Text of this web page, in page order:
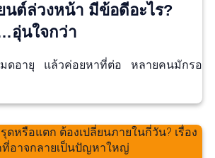
นต์ล่วงหน้า มีข้อดีอะไร?
อุ่นใจกว่า
มดอายุ แล้วค่อยหาที่ต่อ หลายคนมักรอ